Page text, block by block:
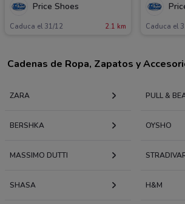
Price Shoes
Caduca el 31/12 2.1 km Caduca el
Cadenas de Ropa, Zapatos y
ZARA PULL &
BERSHKA OYSHO
MASSIMO DUTTI
SHASA H&M